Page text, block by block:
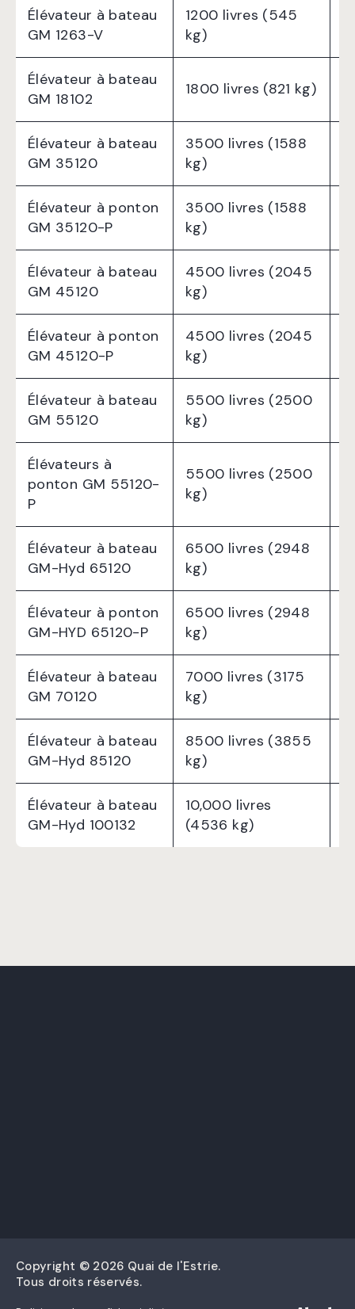
Élévateur à bateau
GM 1263-V
1200 livres (545
kg)
Élévateur à bateau
GM 18102
1800 livres (821 kg)
Élévateur à bateau
GM 35120
3500 livres (1588
kg)
Élévateur à ponton
GM 35120-P
3500 livres (1588
kg)
Élévateur à bateau
GM 45120
4500 livres (2045
kg)
Élévateur à ponton
GM 45120-P
4500 livres (2045
kg)
Élévateur à bateau
GM 55120
5500 livres (2500
kg)
Élévateurs à
ponton GM 55120-
P
5500 livres (2500
kg)
Élévateur à bateau
GM-Hyd 65120
6500 livres (2948
kg)
Élévateur à ponton
GM-HYD 65120-P
6500 livres (2948
kg)
Élévateur à bateau
GM 70120
7000 livres (3175
kg)
Élévateur à bateau
GM-Hyd 85120
8500 livres (3855
kg)
Élévateur à bateau
GM-Hyd 100132
10,000 livres
(4536 kg)
Copyright © 2026 Quai de l'Estrie.
Tous droits réservés.